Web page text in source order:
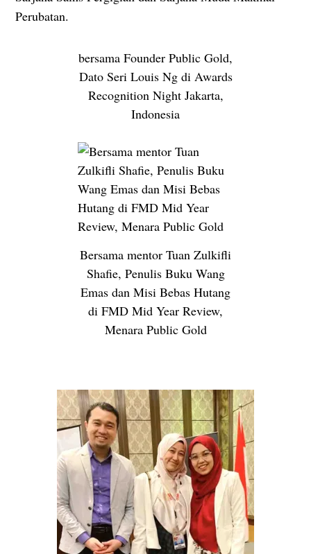
Perubatan.
bersama Founder Public Gold,
Dato Seri Louis Ng di Awards
Recognition Night Jakarta,
Indonesia
Bersama mentor Tuan Zulkifli
Shafie, Penulis Buku Wang
Emas dan Misi Bebas Hutang
di FMD Mid Year Review,
Menara Public Gold